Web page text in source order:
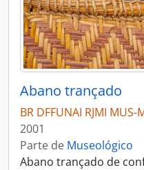
Abano trançado
BR DFFUNAI RJMI MUS-
2001
Parte de Museológico
Abano trançado de